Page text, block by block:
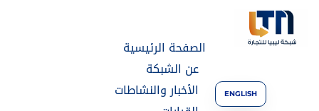
الصفحة الرئيسية
عن الشبكة
الأخبار والنشاطات
ENGLISH